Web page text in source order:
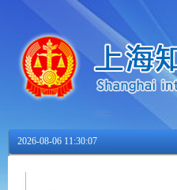
2026-08-06 11:30:07